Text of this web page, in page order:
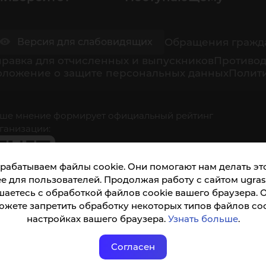
файлы cookie. Они помогают нам делать
для пользователей. Продолжая работу с сайтом
с обработкой файлов cookie вашего браузера.
запретить обработку некоторых типов файлов
настройках вашего браузера. Узнать больше.
Согласен
мнение формирует официальный рейтинг
доступна по QR-коду, а так же по прямой